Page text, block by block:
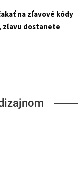
na zľavové kódy
zľavu dostanete